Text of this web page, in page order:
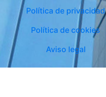
Política de privacidad
Política de cookies
Aviso legal